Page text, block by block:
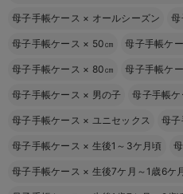
母子手帳ケース × オールシーズン 母
母子手帳ケース × 50㎝ 母子手帳ケ
母子手帳ケース × 80㎝ 母子手帳ケ
母子手帳ケース × 男の子 母子手帳ケ
母子手帳ケース × ユニセックス 母
母子手帳ケース × 生後1～3ケ月頃
母子手帳ケース × 生後7ケ月～1歳6ケ